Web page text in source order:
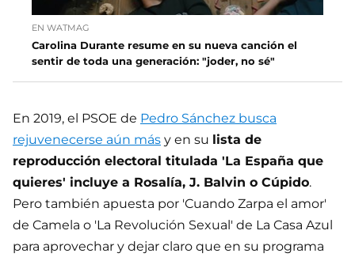
EN WATMAG
Carolina Durante resume en su nueva canción el
sentir de toda una generación: "joder, no sé"
En 2019, el PSOE de Pedro Sánchez busca
rejuvenecerse aún más y en su lista de
reproducción electoral titulada 'La España que
quieres' incluye a Rosalía, J. Balvin o Cúpido.
Pero también apuesta por 'Cuando Zarpa el amor'
de Camela o 'La Revolución Sexual' de La Casa Azul
para aprovechar y dejar claro que en su programa